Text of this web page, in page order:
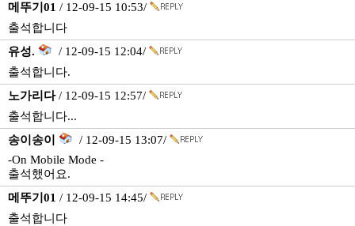
메뚜기01 / 12-09-15 10:53/
출석합니다
유성.
/ 12-09-15 12:04/
출석합니다.
노가리다/ 12-09-15 12:57/
출석합니다...
송이송이
/ 12-09-15 13:07/
-On Mobile Mode -
출석했어요.
메뚜기01 / 12-09-15 14:45/
출석합니다